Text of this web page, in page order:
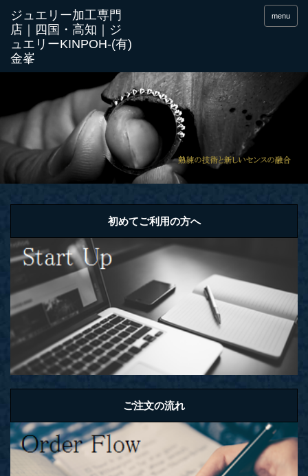
menu
初めてご利用の方へ
ご注文の流れ